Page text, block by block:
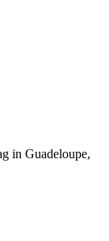
in Guadeloupe,